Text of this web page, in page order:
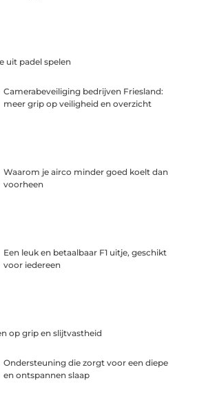
uit padel spelen
Camerabeveiliging bedrijven Friesland:
meer grip op veiligheid en overzicht
Waarom je airco minder goed koelt dan
voorheen
Een leuk en betaalbaar F1 uitje, geschikt
voor iedereen
op grip en slijtvastheid
Ondersteuning die zorgt voor een diepe
en ontspannen slaap